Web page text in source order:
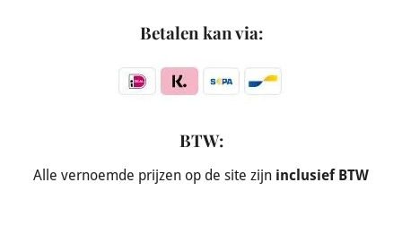
Betalen kan via:
BTW:
Alle vernoemde prijzen op de site zijn inclusief BTW